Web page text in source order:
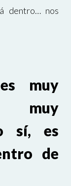
dentro… nos
muy
muy
sí, es
de